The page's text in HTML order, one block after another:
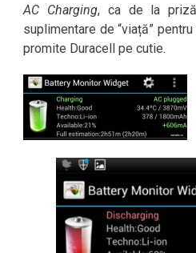
AC Charging, ca de la
suplimentare de “viață”
promite Duracell pe cutie.